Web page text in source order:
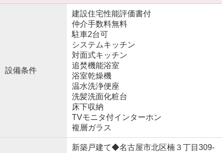
設備条件
建設住宅性能評価書付
仲介手数料無料
駐車2台可
システムキッチン
対面式キッチン
追焚機能浴室
浴室乾燥機
温水洗浄便座
洗髪洗面化粧台
床下収納
TVモニタ付インターホン
複層ガラス
新築戸建て◆名古屋市北区楠３丁目309-